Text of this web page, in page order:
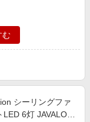
む
シーリングファ
LED 6灯 JAVALO